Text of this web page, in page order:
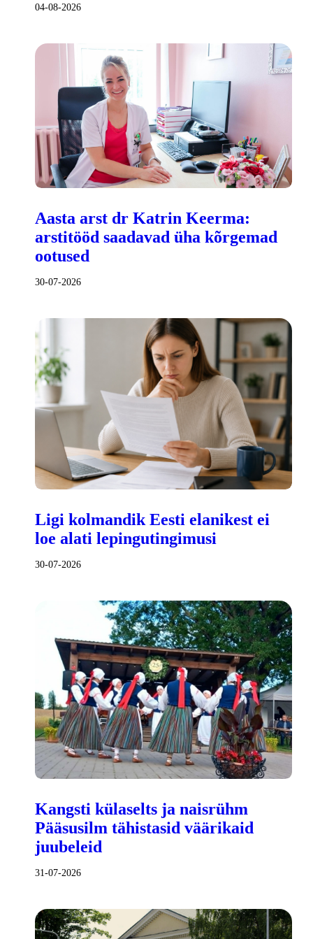
04-08-2026
Aasta arst dr Katrin Keerma:
arstitööd saadavad üha kõrgemad
ootused
30-07-2026
Ligi kolmandik Eesti elanikest ei
loe alati lepingutingimusi
30-07-2026
Kangsti külaselts ja naisrühm
Pääsusilm tähistasid väärikaid
juubeleid
31-07-2026